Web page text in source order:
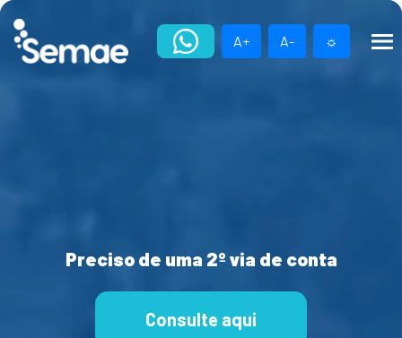
Skip
content
A+ A- ☼
Preciso de uma 2º via de conta
Consulte aqui